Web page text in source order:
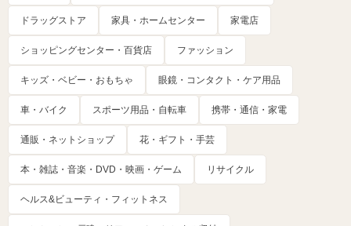
ドラッグストア 家具・ホームセンター 家電店
ショッピングセンター・百貨店 ファッション
キッズ・ベビー・おもちゃ 眼鏡・コンタクト・ケア用品
車・バイク スポーツ用品・自転車 携帯・通信・家電
通販・ネットショップ 花・ギフト・手芸
本・雑誌・音楽・DVD・映画・ゲーム リサイクル
ヘルス&ビューティ・フィットネス